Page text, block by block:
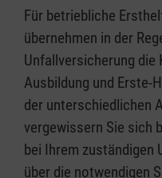
Für betriebliche
übernehmen in der
Unfallversicherung die
Ausbildung und Erste-
der unterschiedlichen
vergewissern Sie sich
bei Ihrem zuständigen
über die notwendigen